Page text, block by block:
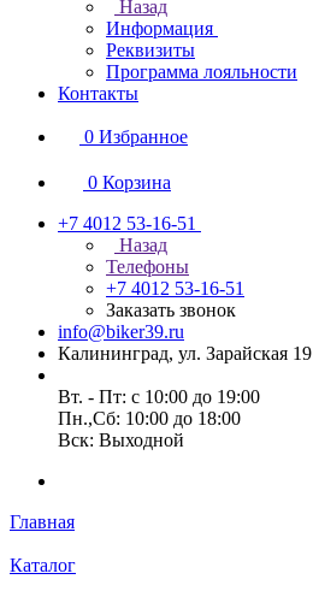
Назад
Информация
Реквизиты
Программа лояльности
Контакты
0 Избранное
0 Корзина
+7 4012 53-16-51
Назад
Телефоны
+7 4012 53-16-51
Заказать звонок
info@biker39.ru
Калининград, ул. Зарайская 19
Вт. - Пт: с 10:00 до 19:00
Пн.,Сб: 10:00 до 18:00
Вск: Выходной
Главная
Каталог